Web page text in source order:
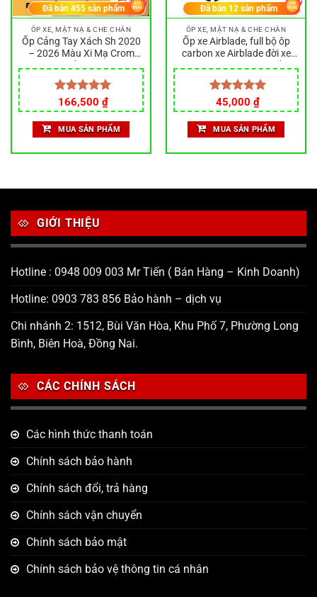
ỐP XE, MẶT NẠ & CHE CHẮN
Ốp Cảng Tay Xách Sh 2020
– 2026 Màu Xi Mạ Crom
máy, sh125/150/160
Được xếp
hạng5.00
5 sao
Giá
gốc
là:
185,000 ₫.
166,500 ₫Giá
hiện
tại
là:
166,500 ₫.
Đã bán455 sản phẩm
MUA SẢN PHẨM
ỐP XE, MẶT NẠ & CHE CHẮN
Ốp xe Airblade, full bộ ôp
carbon xe Airblade đời xe
Được xếp
hạng5.00
5 sao
45,000 ₫
Đã bán 12sản phẩm
MUA SẢN PHẨM
GIỚI THIỆU
Hotline : 0948 009 003 Mr Tiến ( Bán Hàng – Kinh Doanh)
Hotline: 0903 783 856 Bảo hành – dịch vụ
Chi nhánh 2: 1512, Bùi Văn Hòa, Khu Phố 7, Phường Long
Bình, Biên Hoà, Đồng Nai.
CÁC CHÍNH SÁCH
Các hình thức thanh toán
Chính sách bảo hành
Chính sách đổi, trả hàng
Chính sách vận chuyển
Chính sách bảo mật
Chính sách bảo vệ thông tin cá nhân